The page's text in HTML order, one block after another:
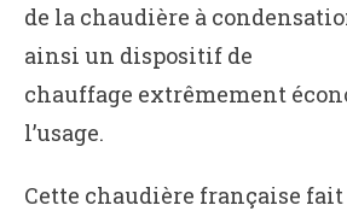
de la chaudière à
ainsi un dispositif de
chauffage extrêmement
l’usage.
Cette chaudière française fait